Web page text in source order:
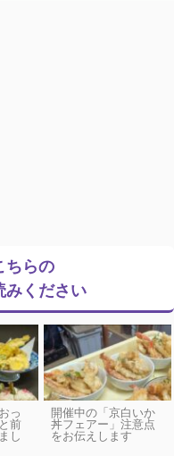
ちらの
みください
っ
前
し
開催中の「京白いか
丼フェアー」注意点
をお伝えします